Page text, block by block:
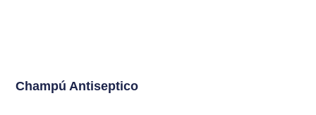
Champú Antiseptico